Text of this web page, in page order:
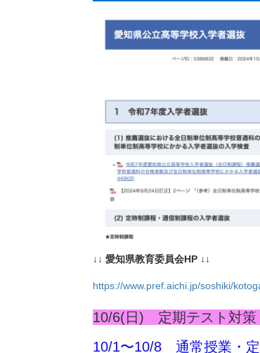
↓↓ 愛知県教育委員会HP ↓↓
https://www.pref.aichi.jp/soshiki/
10/6(日) 定期テスト対
10/1〜10/8 通常授業・